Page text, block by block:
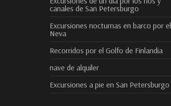
canales de San Petersburgo
Excursiones nocturnas en barco por el
Neva
Recorridos por el Golfo de Finlandia
nave de alquiler
Excursiones a pie en San Petersburgo